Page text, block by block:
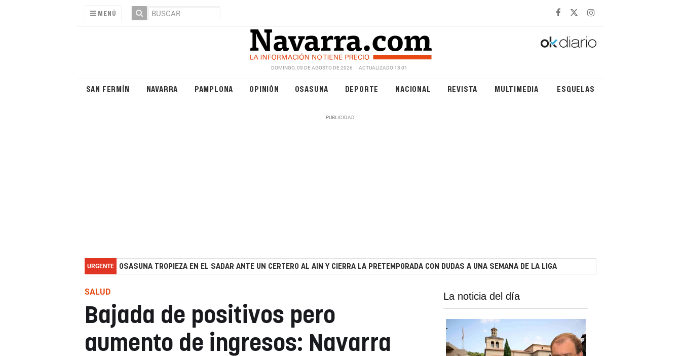
MENÚ
DOMINGO, 09 DE AGOSTO DE 2026 ACTUALIZADO 13:01
SAN FERMÍN NAVARRA PAMPLONA OPINIÓN OSASUNA DEPORTE NACIONAL REVISTA MULTIMEDIA ESQUELAS
URGENTE OSASUNA TROPIEZA EN EL SADAR ANTE UN CERTERO AL AIN Y CIERRA LA PRETEMPORADA CON DUDAS A UNA SEMANA DE LA LIGA
SALUD
Bajada de positivos pero
aumento de ingresos: Navarra
La noticia del día